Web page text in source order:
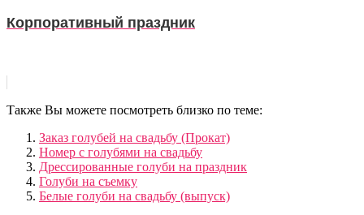
Корпоративный праздник
Также Вы можете посмотреть близко по теме:
Заказ голубей на свадьбу (Прокат)
Номер с голубями на свадьбу
Дрессированные голуби на праздник
Голуби на съемку
Белые голуби на свадьбу (выпуск)